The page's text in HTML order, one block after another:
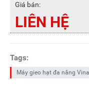
Giá bán:
LIÊN HỆ
Tags:
Máy gieo hạt đa năng